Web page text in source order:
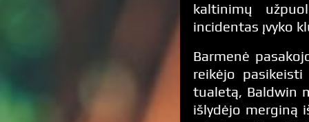
kaltinimų
incidentas įvyko
Barmenė
reikėjo
tualetą, Baldwin
išlydėjo merginą